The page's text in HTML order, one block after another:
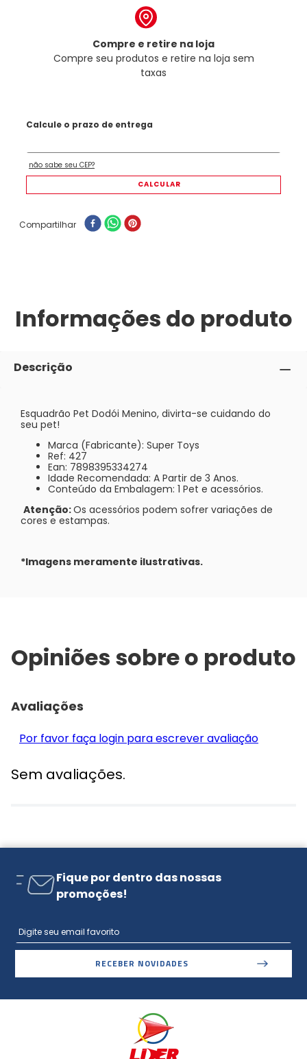
Compre e retire na loja
Compre seu produtos e retire na loja sem
taxas
Compartilhar
Informações do produto
Descrição
Esquadrão Pet Dodói Menino, divirta-se cuidando do
seu pet!
Marca (Fabricante): Super Toys
Ref: 427
Ean: 7898395334274
Idade Recomendada: A Partir de 3 Anos.
Conteúdo da Embalagem: 1 Pet e acessórios.
Atenção:Os acessórios podem sofrer variações de
cores e estampas.
*Imagens meramente ilustrativas.
Opiniões sobre o produto
Avaliações
Por favor faça login para escrever avaliação
Sem avaliações.
Fique por dentro das nossas
promoções!
RECEBER NOVIDADES